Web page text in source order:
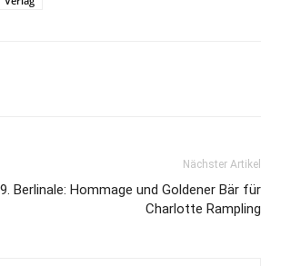
Nächster Artikel
Berlinale: Hommage und Goldener Bär für
Charlotte Rampling